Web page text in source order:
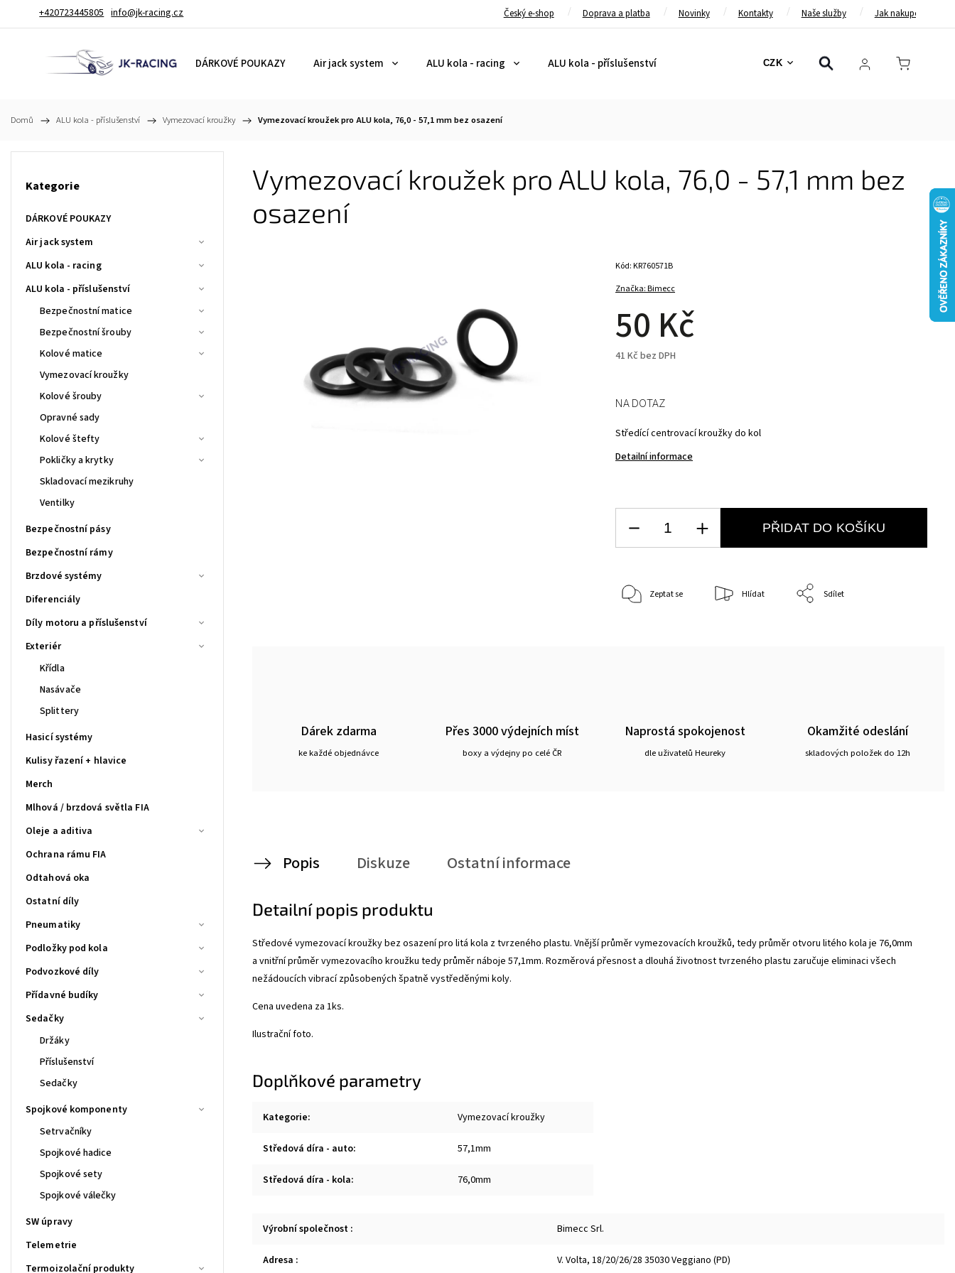
+420723445805 info@jk-racing.cz Český e-shop Doprava a platba Novinky Kontakty Naše služby Jak nakupovat
CZK
DÁRKOVÉ POUKAZY Air jack system ALU kola - racing ALU kola - příslušenství Bezpečnostní pásy Bezpečnostní rámy
Domů / ALU kola - příslušenství / Vymezovací kroužky / Vymezovací kroužek pro ALU kola, 76,0 - 57,1 mm bez osazení
Kategorie
DÁRKOVÉ POUKAZY
Air jack system
ALU kola - racing
ALU kola - příslušenství
Bezpečnostní matice
Bezpečnostní šrouby
Kolové matice
Vymezovací kroužky
Kolové šrouby
Opravné sady
Kolové štefty
Pokličky a krytky
Skladovací mezikruhy
Ventilky
Bezpečnostní pásy
Bezpečnostní rámy
Brzdové systémy
Diferenciály
Díly motoru a příslušenství
Exteriér
Křídla
Nasávače
Splittery
Hasicí systémy
Kulisy řazení + hlavice
Merch
Mlhová / brzdová světla FIA
Oleje a aditiva
Ochrana rámu FIA
Odtahová oka
Ostatní díly
Pneumatiky
Podložky pod kola
Podvozkové díly
Přídavné budíky
Sedačky
Držáky
Příslušenství
Sedačky
Spojkové komponenty
Setrvačníky
Spojkové hadice
Spojkové sety
Spojkové válečky
SW úpravy
Telemetrie
Termoizolační produkty
Vymezovací kroužek pro ALU kola, 76,0 - 57,1 mm bez
osazení
Značka:Bimecc
50 Kč
41 Kč bez DPH
Kód:KR760571B
Středící centrovací kroužky do kol
Detailní informace
NA DOTAZ
PŘIDAT DO KOŠÍKU
Zeptat se Hlídat Sdílet
Dárek zdarma
ke každé objednávce
Přes 3000 výdejních míst
boxy a výdejny po celé ČR
Naprostá spokojenost
dle uživatelů Heureky
Okamžité odeslání
skladových položek do 12h
Popis Diskuze Ostatní informace
Detailní popis produktu
Středové vymezovací kroužky bez osazení pro litá kola z tvrzeného plastu. Vnější průměr vymezovacích kroužků, tedy průměr otvoru litého kola je 76,0mm
a vnitřní průměr vymezovacího kroužku tedy průměr náboje 57,1mm. Rozměrová přesnost a dlouhá životnost tvrzeného plastu zaručuje eliminaci všech
nežádoucích vibrací způsobených špatně vystředěnými koly.
Cena uvedena za 1ks.
Ilustrační foto.
Doplňkové parametry
Kategorie: Vymezovací kroužky
Středová díra - auto: 57,1mm
Středová díra - kola: 76,0mm
Výrobní společnost : Bimecc Srl.
Adresa : V. Volta, 18/20/26/28 35030 Veggiano (PD)